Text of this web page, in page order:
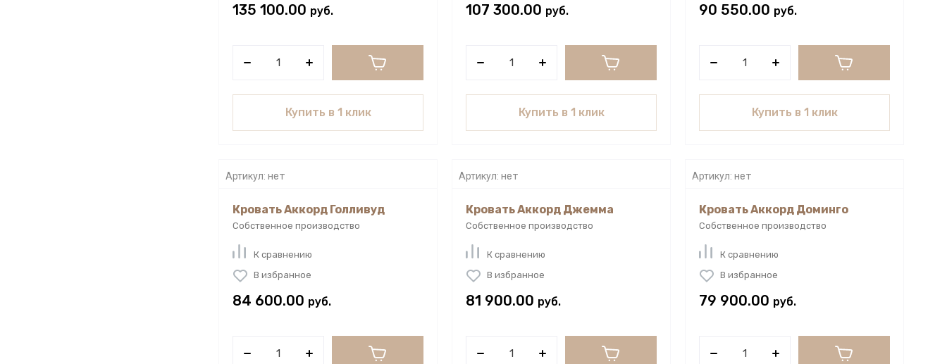
135 100.00 руб.
Купить в 1 клик
107 300.00 руб.
Купить в 1 клик
90 550.00 руб.
Купить в 1 клик
Артикул: нет
Кровать Аккорд Голливуд
Собственное производство
К сравнению
В избранное
84 600.00 руб.
Артикул: нет
Кровать Аккорд Джемма
Собственное производство
К сравнению
В избранное
81 900.00 руб.
Артикул: нет
Кровать Аккорд Доминго
Собственное производство
К сравнению
В избранное
79 900.00 руб.